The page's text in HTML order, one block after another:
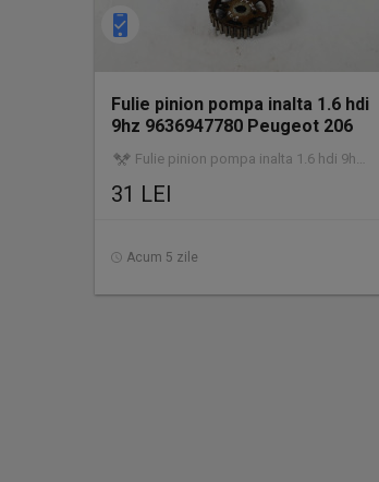
Fulie pinion pompa inalta 1.6 hdi
9hz 9636947780 Peugeot 206
Fulie pinion pompa inalta 1.6 hdi 9hz 9636947780 | utilizat | garanție
31 LEI
Acum 5 zile